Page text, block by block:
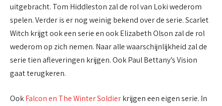
uitgebracht. Tom Hiddleston zal de rol van Loki wederom
spelen. Verder is er nog weinig bekend over de serie. Scarlet
Witch krijgt ook een serie en ook Elizabeth Olson zal de rol
wederom op zich nemen. Naar alle waarschijnlijkheid zal de
serie tien afleveringen krijgen. Ook Paul Bettany’s Vision
gaat terugkeren.
OokFalcon en The Winter Soldierkrijgen een eigen serie. In